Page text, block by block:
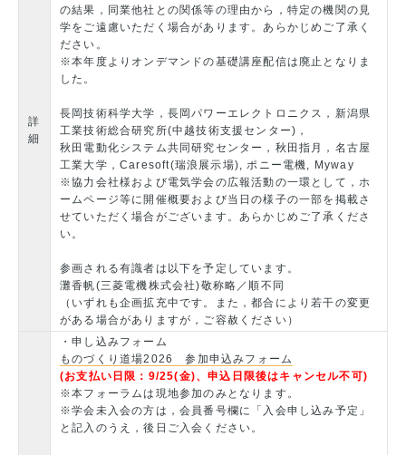
詳
細
の結果，同業他社との関係等の理由から，特定の機関の見
学をご遠慮いただく場合があります。あらかじめご了承く
ださい。
※本年度よりオンデマンドの基礎講座配信は廃止となりま
した。
長岡技術科学大学，長岡パワーエレクトロニクス，新潟県
工業技術総合研究所(中越技術支援センター)，
秋田電動化システム共同研究センター，秋田指月，名古屋
工業大学，Caresoft(瑞浪展示場), ポニー電機, Myway
※協力会社様および電気学会の広報活動の一環として，ホ
ームページ等に開催概要および当日の様子の一部を掲載さ
せていただく場合がございます。あらかじめご了承くださ
い。
参画される有識者は以下を予定しています。
灘香帆(三菱電機株式会社)敬称略／順不同
（いずれも企画拡充中です。また，都合により若干の変更
がある場合がありますが，ご容赦ください）
・申し込みフォーム
ものづくり道場2026 参加申込みフォーム
(お支払い日限：9/25(金)、申込日限後はキャンセル不可)
※本フォーラムは現地参加のみとなります。
※学会未入会の方は，会員番号欄に「入会申し込み予定」
と記入のうえ，後日ご入会ください。